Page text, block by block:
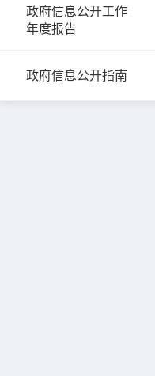
政府信息公开工作
年度报告
政府信息公开指南